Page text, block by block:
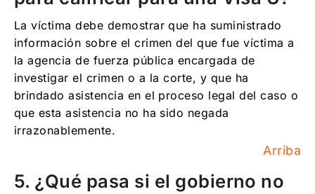
La víctima debe demostrar que ha suministrado
información sobre el crimen del que fue víctima a
la agencia de fuerza pública encargada de
investigar el crimen o a la corte, y que ha
brindado asistencia en el proceso legal del caso o
que esta asistencia no ha sido negada
irrazonablemente.
Arriba
5. ¿Qué pasa si el gobierno no